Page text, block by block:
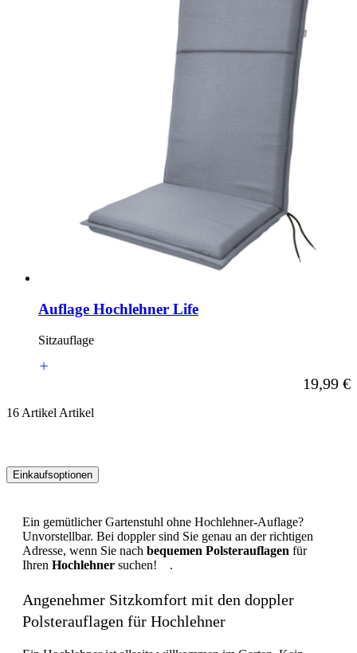
Einkaufsoptionen
Produktliste
springen
Auflage Hochlehner Life
Sitzauflage
Ab
19,99 €
16 Artikel Artikel
Ein gemütlicher Gartenstuhl ohne Hochlehner-Auflage?
Unvorstellbar. Bei doppler sind Sie genau an der richtigen
Adresse, wenn Sie nach bequemen Polsterauflagen für
Ihren Hochlehner suchen! .
Angenehmer Sitzkomfort mit den doppler
Polsterauflagen für Hochlehner